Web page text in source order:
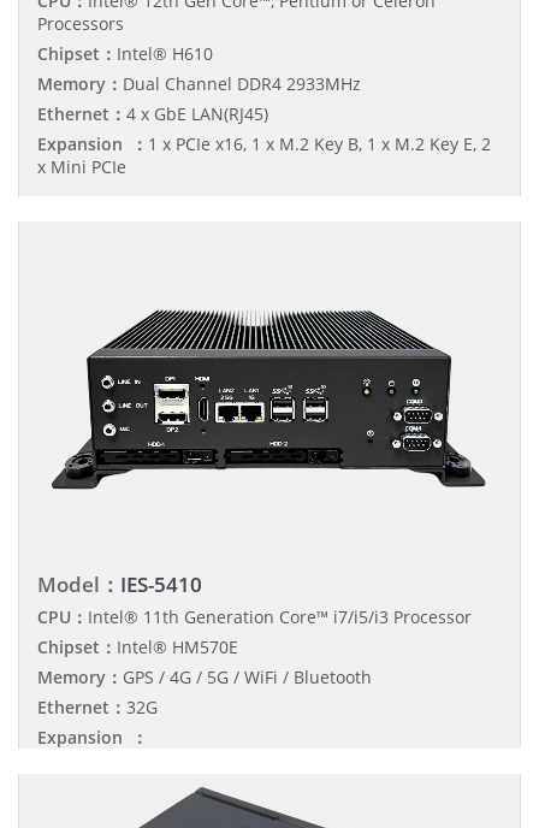
Processors
Chipset： Intel® H610
Memory： Dual Channel DDR4 2933MHz
Ethernet： 4 x GbE LAN(RJ45)
Expansion ： 1 x PCIe x16, 1 x M.2 Key B, 1 x M.2 Key E, 2
x Mini PCIe
Model： IES-5410
CPU： Intel® 11th Generation Core™ i7/i5/i3 Processor
Chipset： Intel® HM570E
Memory： GPS / 4G / 5G / WiFi / Bluetooth
Ethernet： 32G
Expansion ：